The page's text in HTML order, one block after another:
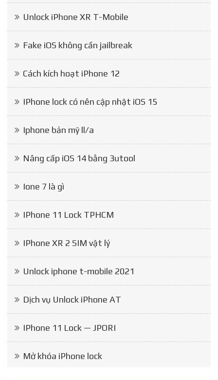
Unlock iPhone XR T-Mobile
Fake iOS không cần jailbreak
Cách kích hoạt iPhone 12
IPhone lock có nên cập nhật iOS 15
Iphone bản mỹ ll/a
Nâng cấp iOS 14 bằng 3utool
Ione 7 là gì
IPhone 11 Lock TPHCM
IPhone XR 2 SIM vật lý
Unlock iphone t-mobile 2021
Dịch vụ Unlock iPhone AT
IPhone 11 Lock — JPORI
Mở khóa iPhone lock